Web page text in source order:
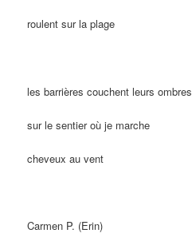
roulent sur la plage
les barrières couchent leurs ombres
sur le sentier où je marche
cheveux au vent
Carmen P. (Erin)